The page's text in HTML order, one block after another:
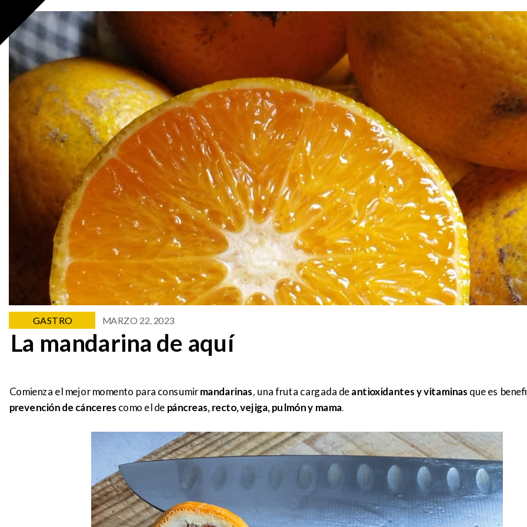
GASTRO MARZO 22, 2023
La mandarina de aquí
Comienza el mejor momento para consumirmandarinas, una fruta cargada deantioxidantes y vitaminasque es
prevención de cáncerescomo el de páncreas, recto, vejiga, pulmón y mama.